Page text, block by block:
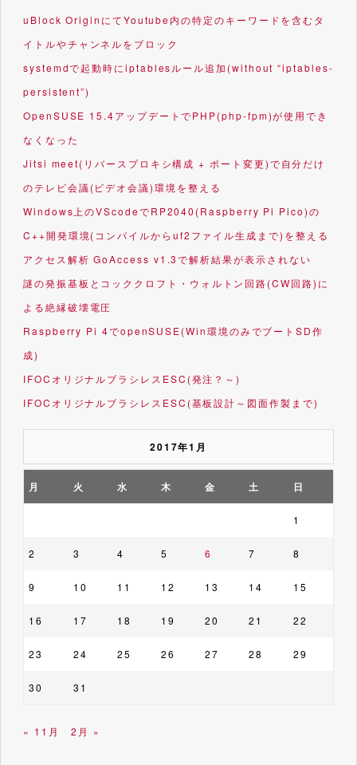
uBlock OriginにてYoutube内の特定のキーワードを含むタ
イトルやチャンネルをブロック
systemdで起動時にiptablesルール追加(without “iptables-
persistent”)
OpenSUSE 15.4アップデートでPHP(php-fpm)が使用でき
なくなった
Jitsi meet(リバースプロキシ構成 + ポート変更)で自分だけ
のテレビ会議(ビデオ会議)環境を整える
Windows上のVScodeでRP2040(Raspberry Pi Pico)の
C++開発環境(コンパイルからuf2ファイル生成まで)を整える
アクセス解析 GoAccess v1.3で解析結果が表示されない
謎の発振基板とコッククロフト・ウォルトン回路(CW回路)に
よる絶縁破壊電圧
Raspberry Pi 4でopenSUSE(Win環境のみでブートSD作
成)
IFOCオリジナルブラシレスESC(発注？～)
IFOCオリジナルブラシレスESC(基板設計～図面作製まで)
2017年1月
月 火 水 木 金 土 日
1
2 3 4 5 6 7 8
9 10 11 12 13 14 15
16 17 18 19 20 21 22
23 24 25 26 27 28 29
30 31
« 11月 2月 »